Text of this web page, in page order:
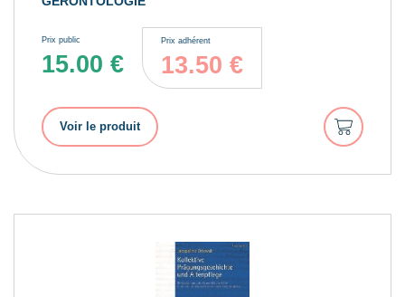
Prix public
15.00 €
Prix adhérent
13.50 €
Voir le produit
Ajouter
au
panier